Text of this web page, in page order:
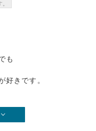
も
好きです。